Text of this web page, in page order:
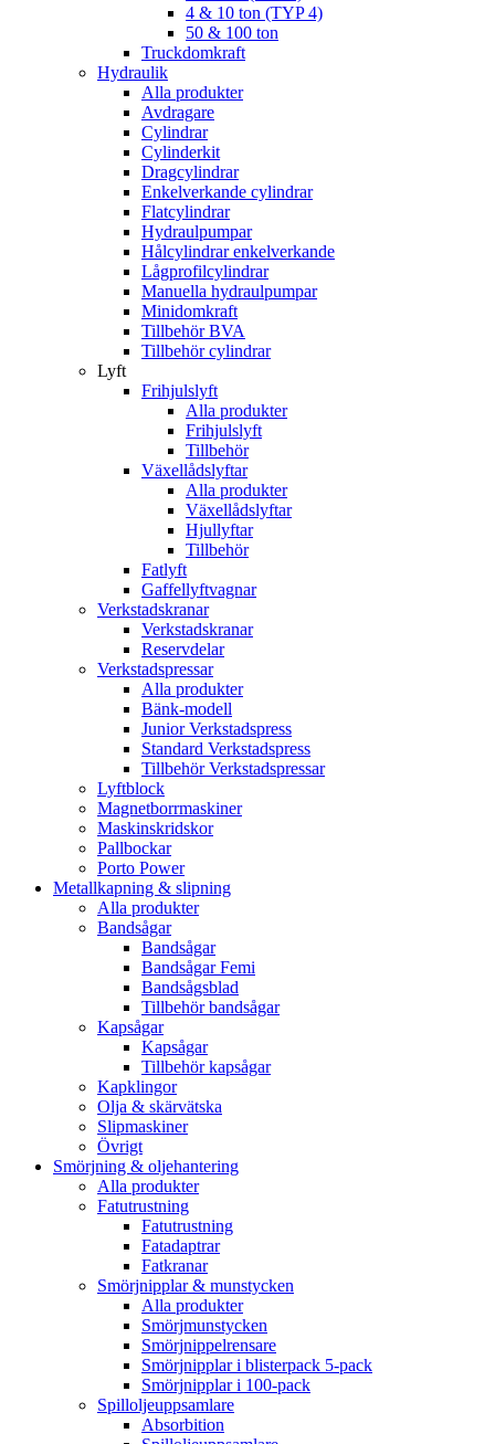
4 & 10 ton (TYP 4)
50 & 100 ton
Truckdomkraft
Hydraulik
Alla produkter
Avdragare
Cylindrar
Cylinderkit
Dragcylindrar
Enkelverkande cylindrar
Flatcylindrar
Hydraulpumpar
Hålcylindrar enkelverkande
Lågprofilcylindrar
Manuella hydraulpumpar
Minidomkraft
Tillbehör BVA
Tillbehör cylindrar
Lyft
Frihjulslyft
Alla produkter
Frihjulslyft
Tillbehör
Växellådslyftar
Alla produkter
Växellådslyftar
Hjullyftar
Tillbehör
Fatlyft
Gaffellyftvagnar
Verkstadskranar
Verkstadskranar
Reservdelar
Verkstadspressar
Alla produkter
Bänk-modell
Junior Verkstadspress
Standard Verkstadspress
Tillbehör Verkstadspressar
Lyftblock
Magnetborrmaskiner
Maskinskridskor
Pallbockar
Porto Power
Metallkapning & slipning
Alla produkter
Bandsågar
Bandsågar
Bandsågar Femi
Bandsågsblad
Tillbehör bandsågar
Kapsågar
Kapsågar
Tillbehör kapsågar
Kapklingor
Olja & skärvätska
Slipmaskiner
Övrigt
Smörjning & oljehantering
Alla produkter
Fatutrustning
Fatutrustning
Fatadaptrar
Fatkranar
Smörjnipplar & munstycken
Alla produkter
Smörjmunstycken
Smörjnippelrensare
Smörjnipplar i blisterpack 5-pack
Smörjnipplar i 100-pack
Spilloljeuppsamlare
Absorbition